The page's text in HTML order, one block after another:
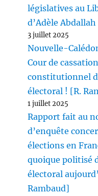
législatives au
d’Adèle Abdallah
3 juillet 2025
Nouvelle-
Cour de
constitutionnel
électoral ! [R.
1 juillet 2025
Rapport fait au
d’enquête
élections en
quoique politisé
électoral
Rambaud]